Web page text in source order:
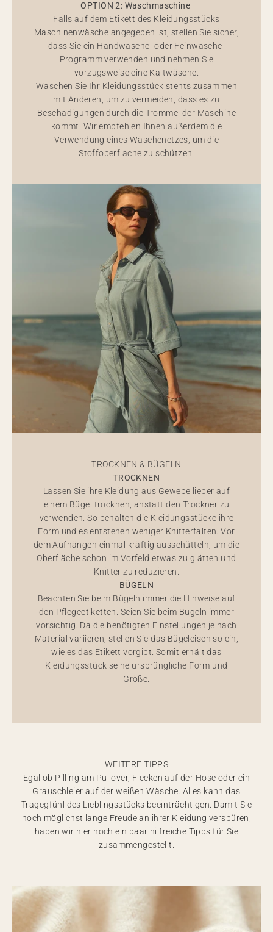
OPTION 2: Waschmaschine
Falls auf dem Etikett des Kleidungsstücks
Maschinenwäsche angegeben ist, stellen Sie sicher,
dass Sie ein Handwäsche- oder Feinwäsche-
Programm verwenden und nehmen Sie
vorzugsweise eine Kaltwäsche.
Waschen Sie Ihr Kleidungsstück stehts zusammen
mit Anderen, um zu vermeiden, dass es zu
Beschädigungen durch die Trommel der Maschine
kommt. Wir empfehlen Ihnen außerdem die
Verwendung eines Wäschenetzes, um die
Stoffoberfläche zu schützen.
TROCKNEN & BÜGELN
TROCKNEN
Lassen Sie ihre Kleidung aus Gewebe lieber auf
einem Bügel trocknen, anstatt den Trockner zu
verwenden. So behalten die Kleidungsstücke ihre
Form und es entstehen weniger Knitterfalten. Vor
dem Aufhängen einmal kräftig ausschütteln, um die
Oberfläche schon im Vorfeld etwas zu glätten und
Knitter zu reduzieren.
BÜGELN
Beachten Sie beim Bügeln immer die Hinweise auf
den Pflegeetiketten. Seien Sie beim Bügeln immer
vorsichtig. Da die benötigten Einstellungen je nach
Material variieren, stellen Sie das Bügeleisen so ein,
wie es das Etikett vorgibt. Somit erhält das
Kleidungsstück seine ursprüngliche Form und
Größe.
WEITERE TIPPS
Egal ob Pilling am Pullover, Flecken auf der Hose oder ein
Grauschleier auf der weißen Wäsche. Alles kann das
Tragegfühl des Lieblingsstücks beeinträchtigen. Damit Sie
noch möglichst lange Freude an ihrer Kleidung verspüren,
haben wir hier noch ein paar hilfreiche Tipps für Sie
zusammengestellt.